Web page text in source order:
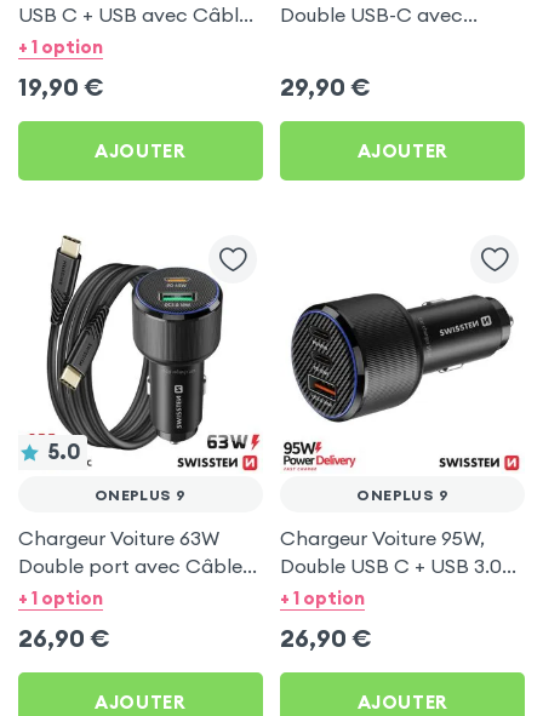
USB C + USB avec Câble
type C Swissten pour
+ 1 option
19,90 €
AJOUTER
Double USB-C avec
29,90 €
AJOUTER
5.0
ONEPLUS 9
Chargeur Voiture 63W
Double port avec Câble
USB C 1m pour OnePlus 9
+ 1 option
26,90 €
AJOUTER
ONEPLUS 9
Chargeur Voiture 95W,
Double USB C + USB 3.0
pour OnePlus 9
+ 1 option
26,90 €
AJOUTER